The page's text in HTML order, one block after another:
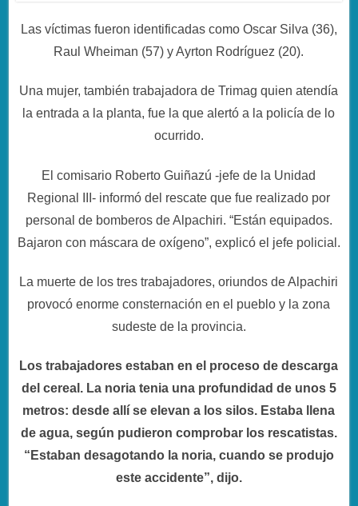
Las víctimas fueron identificadas como Oscar Silva (36),
Raul Wheiman (57) y Ayrton Rodríguez (20).
Una mujer, también trabajadora de Trimag quien atendía
la entrada a la planta, fue la que alertó a la policía de lo
ocurrido.
El comisario Roberto Guiñazú -jefe de la Unidad
Regional III- informó del rescate que fue realizado por
personal de bomberos de Alpachiri. “Están equipados.
Bajaron con máscara de oxígeno”, explicó el jefe policial.
La muerte de los tres trabajadores, oriundos de Alpachiri
provocó enorme consternación en el pueblo y la zona
sudeste de la provincia.
Los trabajadores estaban en el proceso de descarga
del cereal. La noria tenia una profundidad de unos 5
metros: desde allí se elevan a los silos. Estaba llena
de agua, según pudieron comprobar los rescatistas.
“Estaban desagotando la noria, cuando se produjo
este accidente”, dijo.